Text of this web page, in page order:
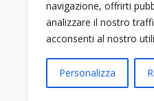
navigazione, offrirti
analizzare il nostro
acconsenti al nostro
Personalizza
2026 ©